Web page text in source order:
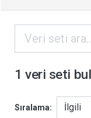
Sonuçları
KATEGORILER
ETIKETLER
1 veri seti
Sıralama